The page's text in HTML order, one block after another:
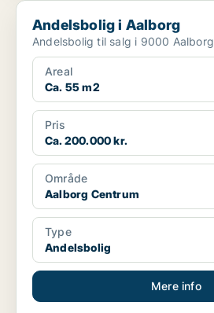
Andelsbolig i Aalborg
Andelsbolig i Aalborg
Andelsbolig til salg i 9000 Aalborg
Areal
Ca. 55 m2
Pris
Ca. 200.000 kr.
Område
Aalborg Centrum
Type
Andelsbolig
Mere info